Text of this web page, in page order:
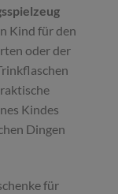
Kind für den
oder der
Kindes
Dingen
für